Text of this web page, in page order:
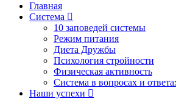
Главная
Система
10 заповедей системы
Режим питания
Диета Дружбы
Психология стройности
Физическая активность
Система в вопросах и
Наши успехи